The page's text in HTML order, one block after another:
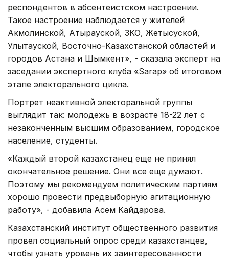
респондентов в абсентеистском настроении.
Такое настроение наблюдается у жителей
Акмолинской, Атырауской, ЗКО, Жетысуской,
Улытауской, Восточно-Казахстанской областей и
городов Астана и Шымкент», - сказала эксперт на
заседании экспертного клуба «Sarap» об итоговом
этапе электорального цикла.
Портрет неактивной электоральной группы
выглядит так: молодежь в возрасте 18-22 лет с
незаконченным высшим образованием, городское
население, студенты.
«Каждый второй казахстанец еще не принял
окончательное решение. Они все еще думают.
Поэтому мы рекомендуем политическим партиям
хорошо провести предвыборную агитационную
работу», - добавила Асем Кайдарова.
Казахстанский институт общественного развития
провел социальный опрос среди казахстанцев,
чтобы узнать уровень их заинтересованности